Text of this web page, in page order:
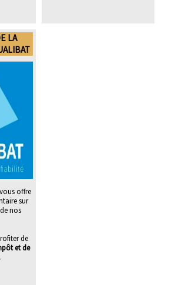
LA
offre
sur
nos
de
et de